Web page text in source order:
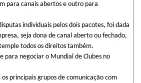
para canais abertos e outro para
individuais pelos dois pacotes, foi dada
seja dona de canal aberto ou fechado,
todos os direitos também.
para negociar o Mundial de Clubes no
principais grupos de comunicação com